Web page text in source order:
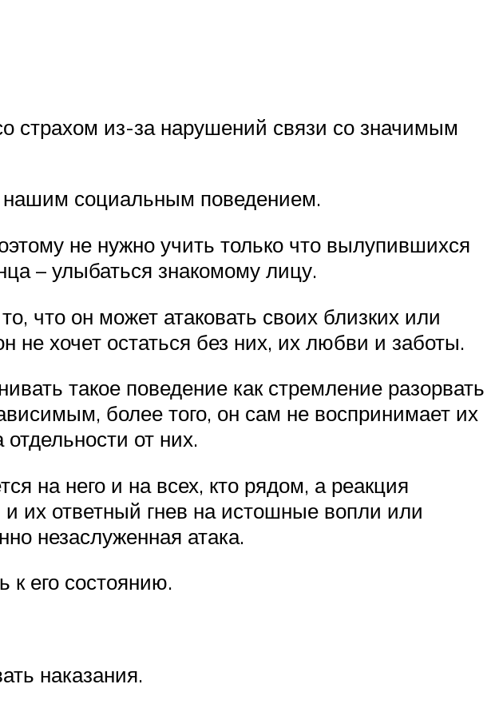
страхом из-за нарушений связи со значимым
нашим социальным поведением.
не нужно учить только что вылупившихся
– улыбаться знакомому лицу.
что он может атаковать своих близких или
хочет остаться без них, их любви и заботы.
такое поведение как стремление разорвать
более того, он сам не воспринимает их
от них.
на него и на всех, кто рядом, а реакция
их ответный гнев на истошные вопли или
незаслуженная атака.
к его состоянию.
наказания.